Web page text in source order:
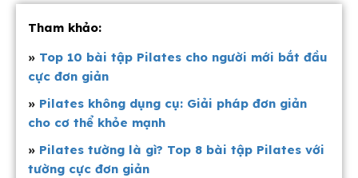
Tham khảo:
» Top 10 bài tập Pilates cho người mới bắt đầu
cực đơn giản
» Pilates không dụng cụ: Giải pháp đơn giản
cho cơ thể khỏe mạnh
» Pilates tường là gì? Top 8 bài tập Pilates với
tường cực đơn giản